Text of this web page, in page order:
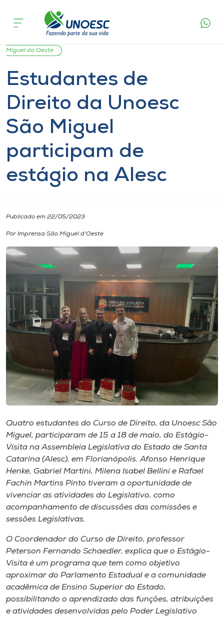
Cursos
Onde estamos
Pesquisa
Atendimento ao Estudante
Portal de Ensino
A
Internacionalização
I.nova
Diplomados
Cultura
CPA
Biblioteca
Editora
Rádio
Unoesc
Store
Selecione
o idioma
acontece
Miguel do Oeste
Estudantes de
Direito da Unoesc
São Miguel
participam de
estágio na Alesc
Publicado em 22/05/2023
Por Imprensa São Miguel d'Oeste
Quatro estudantes do Curso de Direito, da Unoesc São
Miguel, participaram de 15 a 18 de maio, do Estágio-
Visita na Assembleia Legislativa do Estado de Santa
Catarina (Alesc), em Florianópolis. Afonso Henrique
Henke, Gabriel Martini, Milena Isabel Bellini e Rafael
Fachin Martins Pinto tiveram a oportunidade de
vivenciar as atividades do Legislativo, como
acompanhamento de discussões das comissões e
sessões Legislativas.
O Coordenador do Curso de Direito, professor
Peterson Fernando Schaedler, explica que o Estágio-
Visita é um programa que tem como objetivo
aproximar do Parlamento Estadual e a comunidade
acadêmica de Ensino Superior do Estado,
possibilitando o aprendizado das funções, atribuições
e atividades desenvolvidas pelo Poder Legislativo